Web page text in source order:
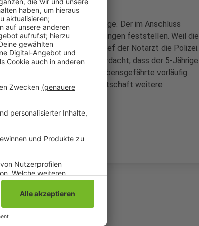
mehr atmen, so die 23-jährige. Der im Anschluss
nur noch den Tod des Jungen feststellen. Weil die
zu einem Sturz passten, rief der Notarzt die Polizei.
erhärtete sich dann der Verdacht, dass der 5-Jährige
und ihr 23-Jähriger Lebensgefährte vorläufig
Polizei und Staatsanwaltschaft weitere